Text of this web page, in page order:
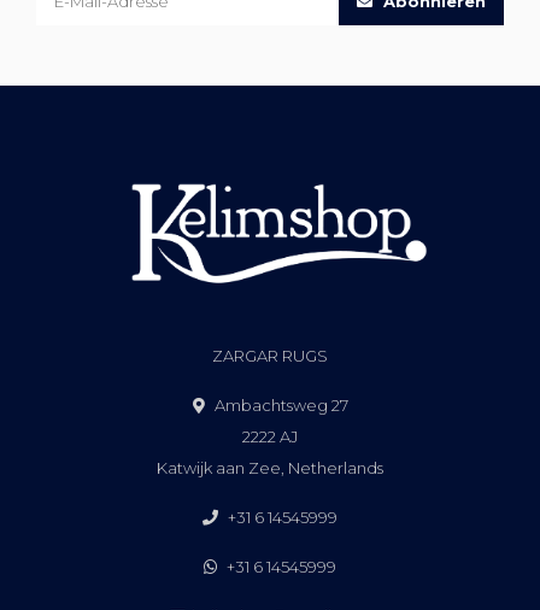
ZARGAR RUGS
Ambachtsweg 27
2222 AJ
Katwijk aan Zee, Netherlands
+31 6 14545999
+31 6 14545999